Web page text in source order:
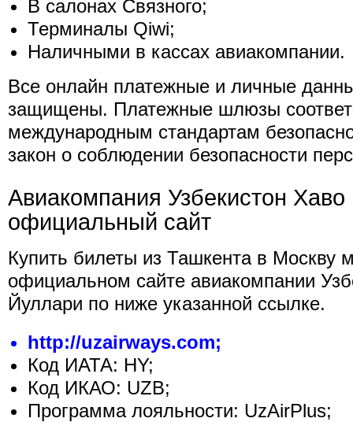
В салонах Связного;
Терминалы Qiwi;
Наличными в кассах авиакомпании.
Все онлайн платежные и личные
защищены. Платежные шлюзы
международным стандартам
закон о соблюдении безопасности
Авиакомпания Узбекистон
официальный сайт
Купить билеты из Ташкента в Москву
официальном сайте авиакомпании
Йуллари по ниже указанной ссылке.
http://uzairways.com;
Код ИАТА: HY;
Код ИКАО: UZB;
Программа лояльности: UzAirPlus;